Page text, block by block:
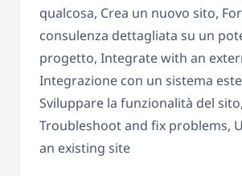
qualcosa, Crea un nuovo sito,
consulenza dettagliata su un
progetto, Integrate with an
Integrazione con un sistema
Sviluppare la funzionalità del sito,
Troubleshoot and fix problems,
an existing site